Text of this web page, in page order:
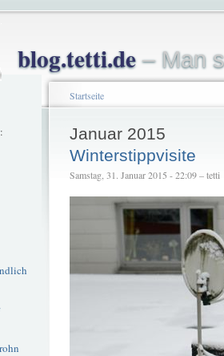
blog.tetti.de– Man
Startseite
Januar 2015
Winterstippvisite
Samstag, 31. Januar 2015 - 22:09 – tetti